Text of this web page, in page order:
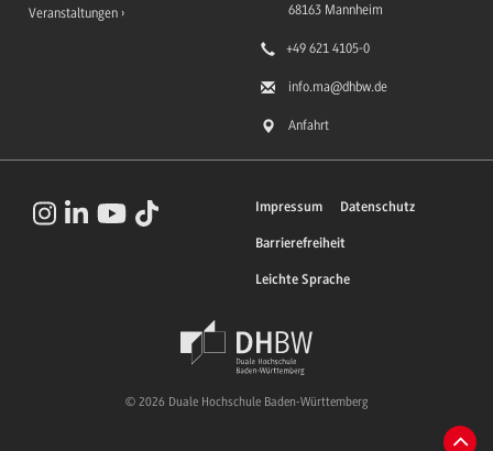
Veranstaltungen
68163 Mannheim
+49 621 4105-0
info.ma@dhbw.de
Anfahrt
Impressum Datenschutz
Barrierefreiheit
Leichte Sprache
© 2026 Duale Hochschule Baden-Württemberg